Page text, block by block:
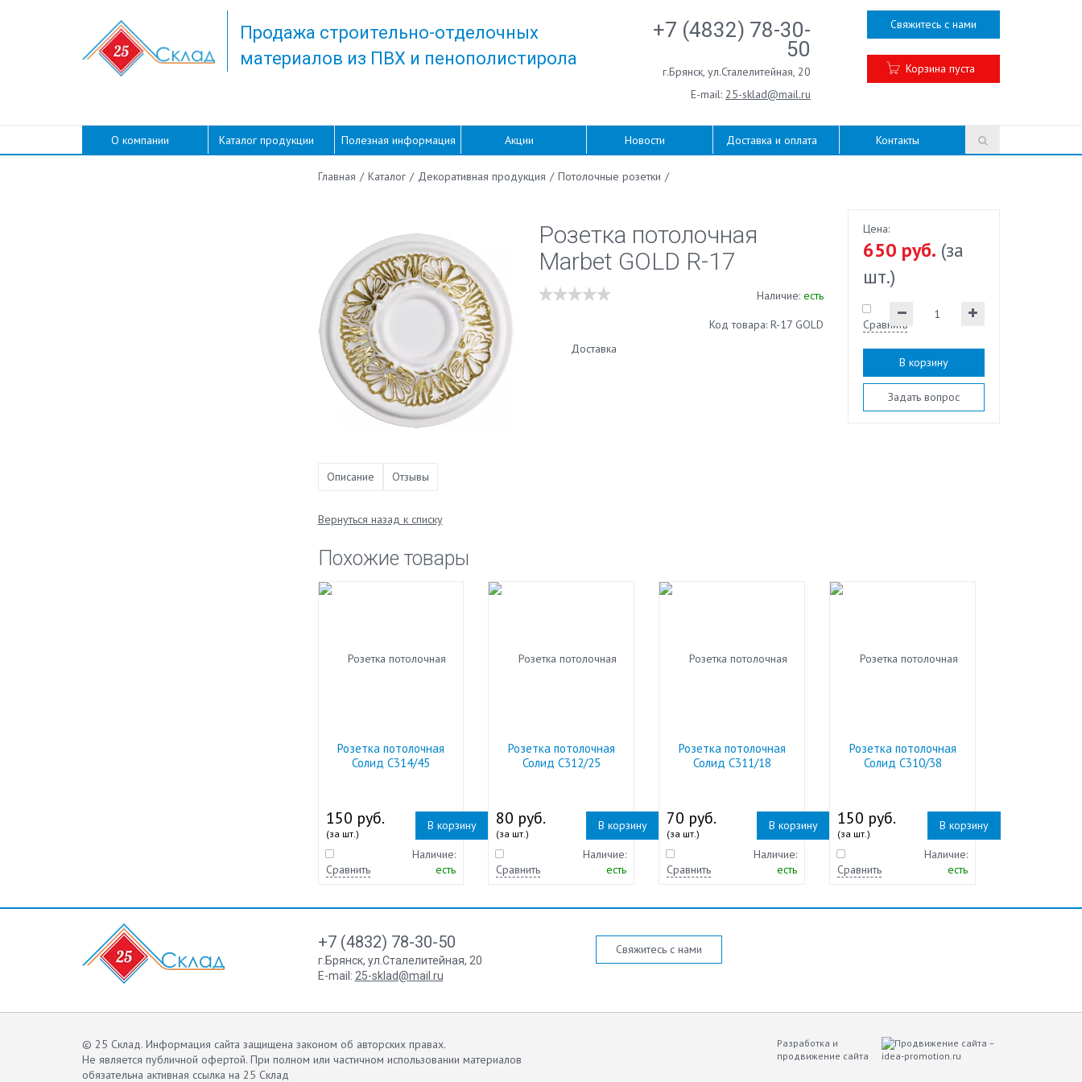
Продажа строительно-отделочных
материалов из ПВХ и пенополистирола
+7 (4832) 78-30-
50
г.Брянск, ул.Сталелитейная, 20
E-mail: 25-sklad@mail.ru
Свяжитесь с нами
Корзина пуста
О компании Каталог продукции Полезная информация Акции Новости Доставка и оплата Контакты
Главная / Каталог / Декоративная продукция / Потолочные розетки /
Розетка потолочная
Marbet GOLD R-17
Наличие: есть
Код товара: R-17 GOLD
Доставка
Цена:
650 руб. (за
шт.)
Сравнить
В корзину
Задать вопрос
Описание Отзывы
Вернуться назад к списку
Похожие товары
Розетка потолочная
Солид С314/45
150 руб.
(за шт.)
В корзину
Сравнить
Наличие:
есть
Розетка потолочная
Солид С312/25
80 руб.
(за шт.)
В корзину
Сравнить
Наличие:
есть
Розетка потолочная
Солид С311/18
70 руб.
(за шт.)
В корзину
Сравнить
Наличие:
есть
Розетка потолочная
Солид С310/38
150 руб.
(за шт.)
В корзину
Сравнить
Наличие:
есть
+7 (4832) 78-30-50
г.Брянск, ул.Сталелитейная, 20
E-mail: 25-sklad@mail.ru
Свяжитесь с нами
© 25 Склад. Информация сайта защищена законом об авторских правах.
Не является публичной офертой. При полном или частичном использовании материалов
обязательна активная ссылка на 25 Склад
Разработка и
продвижение сайта